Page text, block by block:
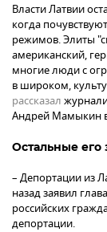
Власти Латвии
когда
режимов. Элиты
американский,
многие люди с
в широком,
рассказал
Андрей Мамыкин в
Остальные его
– Депортации из
назад заявил
российских
депортации.